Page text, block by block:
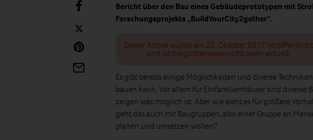
Bericht über den Bau eines Gebäudeprototypen mit
Forschungsprojekts „BuildYourCity2gether“.
Dieser Artikel wurde am 23. Oktober 2017 veröffentlicht
und ist möglicherweise nicht mehr aktuell!
Es gibt bereits einige Möglichkeiten und diverse
bauen kann. Vor allem für Einfamilienhäuser sind diverse
zeigen was möglich ist. Aber wie sieht es für größere
geht das auch mit Baugruppen, also einer Gruppe an
planen und umsetzen wollen?